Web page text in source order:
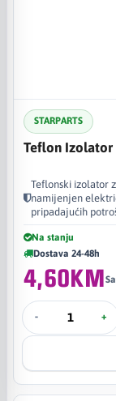
STARPARTS
Teflon Izolator
Teflonski izolator
namijenjen
pripadajućih
Na stanju
Dostava 24-48h
4,60KM
- +